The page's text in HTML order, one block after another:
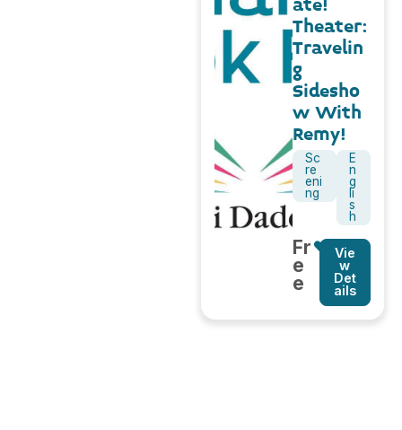
ate!
Theater:
Travelin
g
Sidesho
w With
Remy!
Sc
re
eni
ng
E
n
g
li
s
h
Fr
e
e
Vie
w
Det
ails